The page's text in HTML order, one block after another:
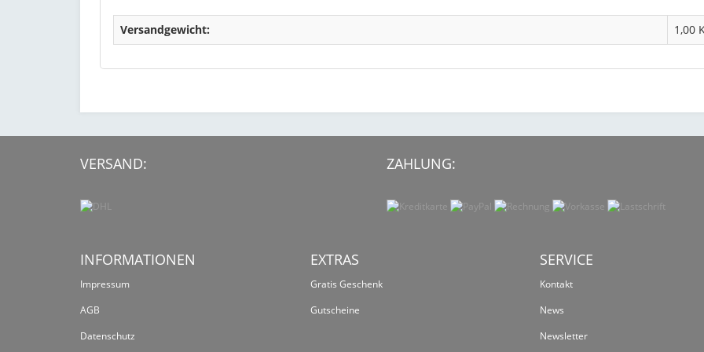
Versandgewicht: 1,00
VERSAND: ZAHLUNG:
INFORMATIONEN
Impressum
AGB
Datenschutz
EXTRAS
Gratis Geschenk
Gutscheine
SERVICE
Kontakt
News
Newsletter